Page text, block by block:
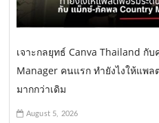
เจาะกลยุทธ์ Canva Thailand
Manager คนแรก ทำยังไงให้แพ
มากกว่าเดิม
August 5, 2026